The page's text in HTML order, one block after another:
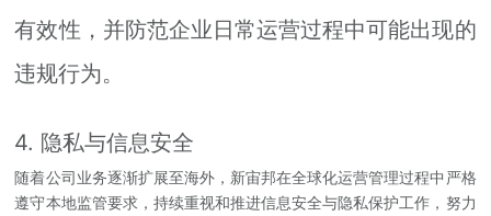
有效性，并防范企业日常运营过程中可能出现的
违规行为。
4. 隐私与信息安全
随着公司业务逐渐扩展至海外，新宙邦在全球化运营管理过程中严格
遵守本地监管要求，持续重视和推进信息安全与隐私保护工作，努力